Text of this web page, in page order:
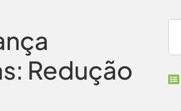
Redução